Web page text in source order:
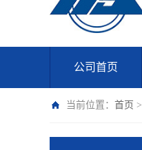
公司首页
当前位置： 首页 >